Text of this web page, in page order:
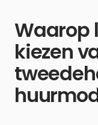
Waarop
kiezen